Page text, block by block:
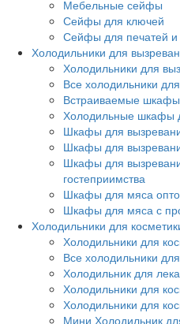
Мебельные сейфы
Сейфы для ключей
Сейфы для печатей
Холодильники для
Холодильники для
Все холодильники
Встраиваемые
Холодильные шкафы
Шкафы для
Шкафы для
Шкафы для
гостеприимства
Шкафы для мяса
Шкафы для мяса с
Холодильники для
Холодильники для
Все холодильники
Холодильник для
Холодильники для
Холодильники для
Мини Холодильник